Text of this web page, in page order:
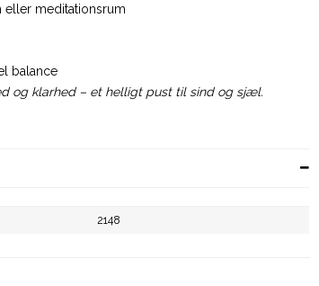
eller meditationsrum
balance
og klarhed – et helligt pust til sind og sjæl.
2148